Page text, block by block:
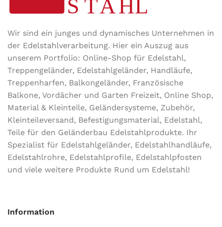
Wir sind ein junges und dynamisches Unternehmen in
der Edel­stahl­ver­arbeitung. Hier ein Auszug aus
unserem Portfolio: Online-Shop für Edelstahl,
Treppengeländer, Edelstahlgeländer, Handläufe,
Treppenharfen, Balkongeländer, Französische
Balkone, Vordächer und Garten Freizeit, Online Shop,
Material & Kleinteile, Geländersysteme, Zubehör,
Kleinteileversand, Befestigungsmaterial, Edelstahl,
Teile für den Geländerbau Edelstahlprodukte. Ihr
Spezialist für Edelstahlgeländer, Edelstahlhandläufe,
Edelstahlrohre, Edelstahlprofile, Edelstahlpfosten
und viele weitere Produkte Rund um Edelstahl!
Information